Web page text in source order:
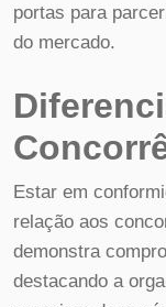
portas para
do mercado.
Estar em
relação aos
demonstra
destacando a